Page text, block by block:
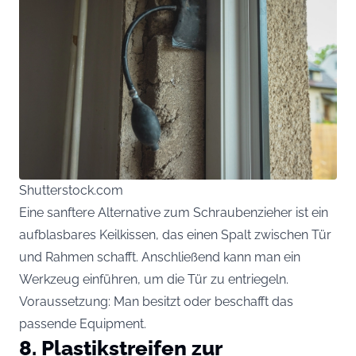
Shutterstock.com
Eine sanftere Alternative zum Schraubenzieher ist ein
aufblasbares Keilkissen, das einen Spalt zwischen Tür
und Rahmen schafft. Anschließend kann man ein
Werkzeug einführen, um die Tür zu entriegeln.
Voraussetzung: Man besitzt oder beschafft das
passende Equipment.
8. Plastikstreifen zur